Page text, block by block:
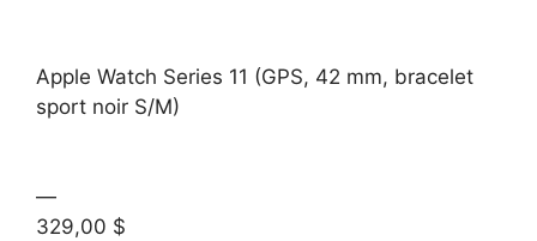
Apple Watch Series 11 (GPS, 42 mm, bracelet
sport noir S/M)
—
329,00 $